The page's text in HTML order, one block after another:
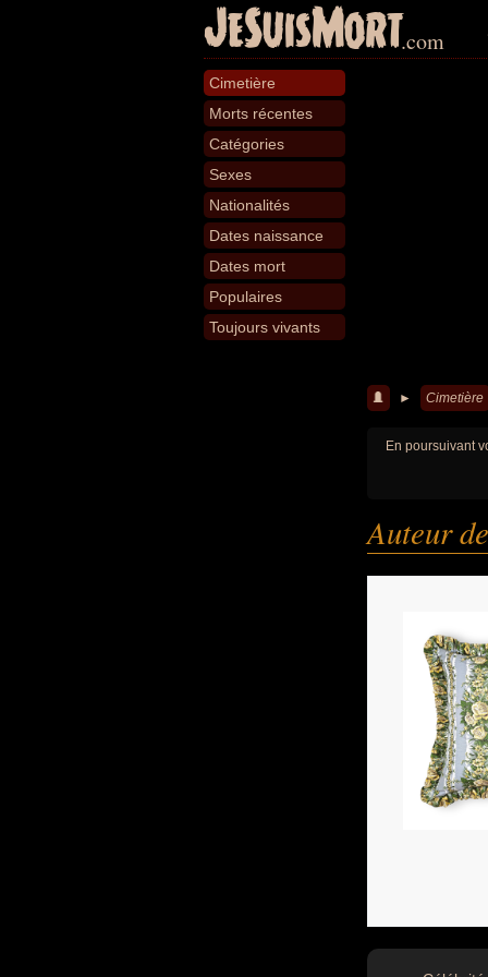
JeSuisMort.com
Cimetière
Morts récentes
Catégories
Sexes
Nationalités
Dates naissance
Dates mort
Populaires
Toujours vivants
► Cimetière
En poursuivant
Auteur